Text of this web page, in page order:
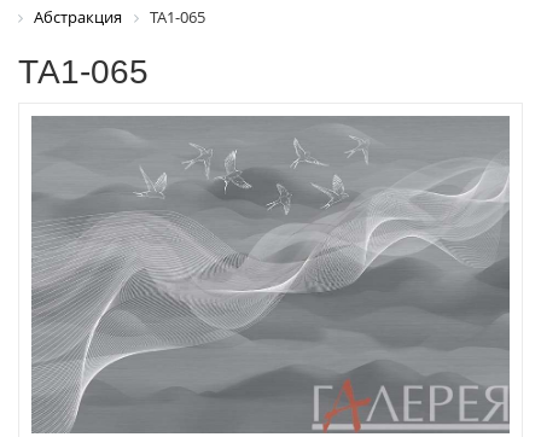
Абстракция
ТА1-065
ТА1-065